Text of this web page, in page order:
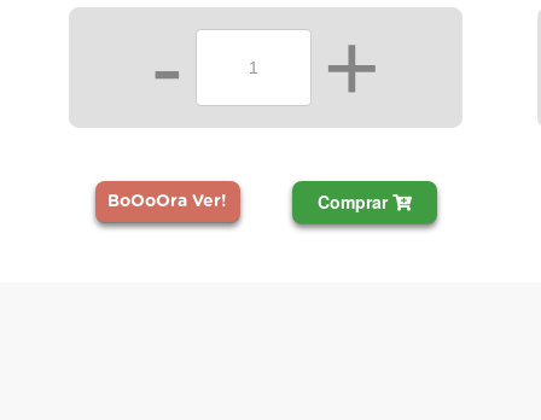
- +
BoOoOra Ver! Comprar